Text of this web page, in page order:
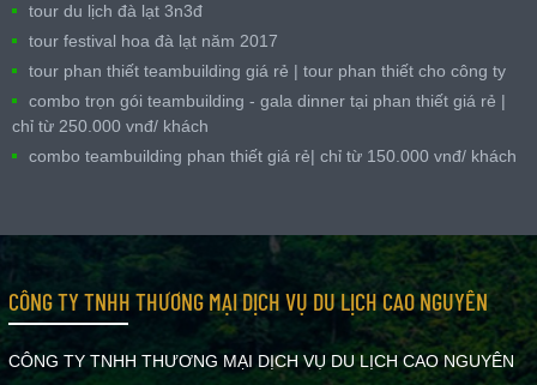
tour du lịch đà lạt 3n3đ
tour festival hoa đà lạt năm 2017
tour phan thiết teambuilding giá rẻ | tour phan thiết cho công ty
combo trọn gói teambuilding - gala dinner tại phan thiết giá rẻ |
chỉ từ 250.000 vnđ/ khách
combo teambuilding phan thiết giá rẻ| chỉ từ 150.000 vnđ/ khách
CÔNG TY TNHH THƯƠNG MẠI DỊCH VỤ DU LỊCH CAO NGUYÊN
CÔNG TY TNHH THƯƠNG MẠI DỊCH VỤ DU LỊCH CAO NGUYÊN